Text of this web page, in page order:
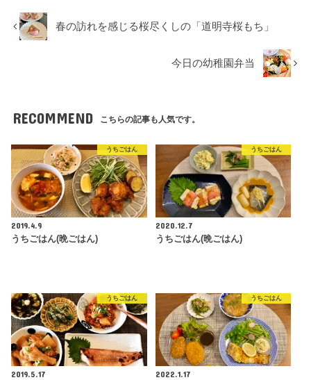
春の訪れを感じる桜尽くしの「道明寺桜もち」
今日の幼稚園弁当
RECOMMEND こちらの記事も人気です。
うちごはん
2019.4.9
うちごはん(晩ごはん)
うちごはん
2020.12.7
うちごはん(晩ごはん)
うちごはん
2019.5.17
うちごはん
2022.1.17